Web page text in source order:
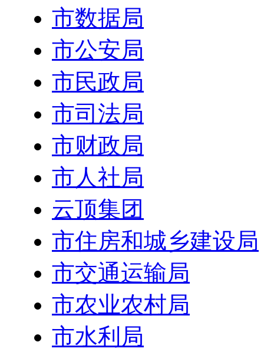
市数据局
市公安局
市民政局
市司法局
市财政局
市人社局
云顶集团
市住房和城乡建设局
市交通运输局
市农业农村局
市水利局